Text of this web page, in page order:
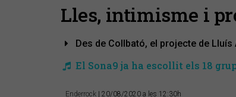
Lles, intimisme i
Des de Collbató, el projecte de
El Sona9 ja ha escollit els 18
Enderrock | 20/08/2020 a les 12:30h